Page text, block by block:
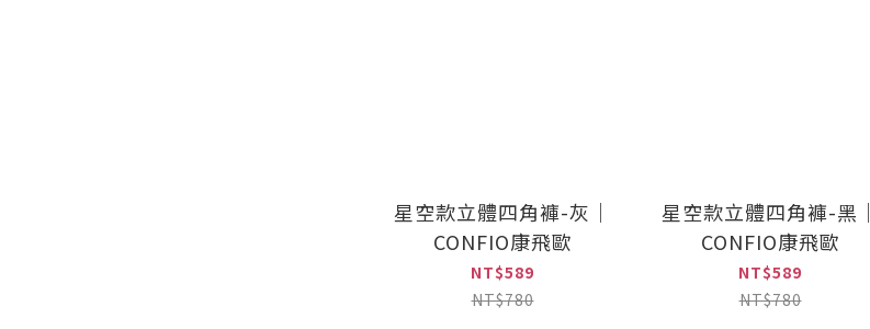
星空款立體四角褲-灰｜
CONFIO康飛歐
NT$589
NT$780
星空款立體四角褲-黑｜
CONFIO康飛歐
NT$589
NT$780